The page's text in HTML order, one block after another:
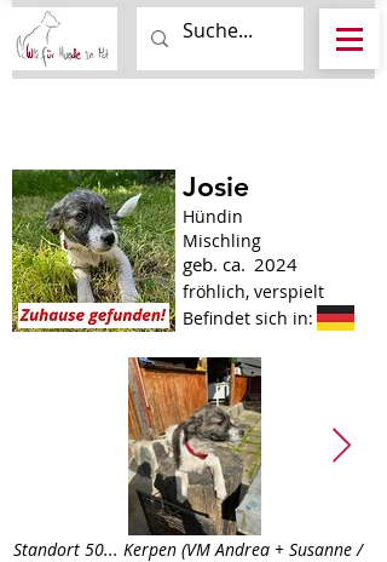
Josie
Hündin
Mischling
geb. ca. 2024
fröhlich, verspielt
Befindet sich in:
Standort 50... Kerpen (VM Andrea + Susanne /